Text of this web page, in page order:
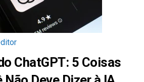
ChatGPT: 5 Coisas